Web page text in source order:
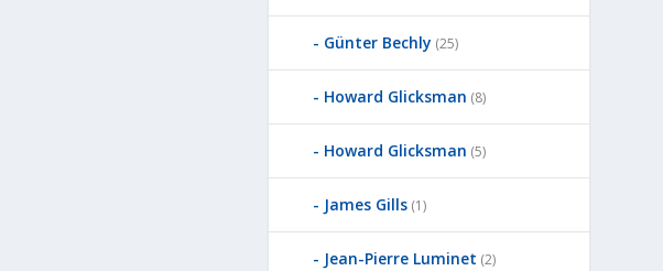
Günter Bechly (25)
Howard Glicksman (8)
Howard Glicksman (5)
James Gills (1)
Jean-Pierre Luminet (2)